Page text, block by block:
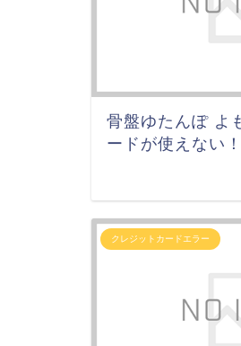
骨盤ゆたんぽ よ
ードが使えない
クレジットカードエラー